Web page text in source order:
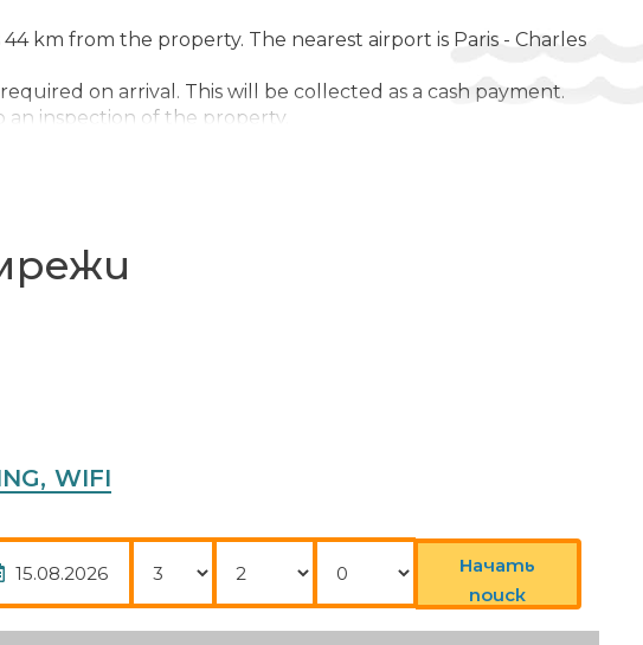
Walking Tours / Пешеходные экскурсии / Tururi de mers
Accommodation with animals / Размещение с
km from the property. The nearest airport is Paris - Charles
on arrival. This will be collected as a cash payment.
inspection of the property.
WIFI
Начать
поиск